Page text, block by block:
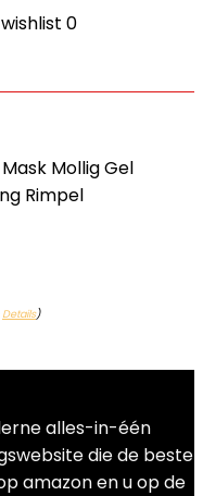
0
Mollig Gel
Rimpel
Details)
alles-in-één
die de beste
amazon en u op de